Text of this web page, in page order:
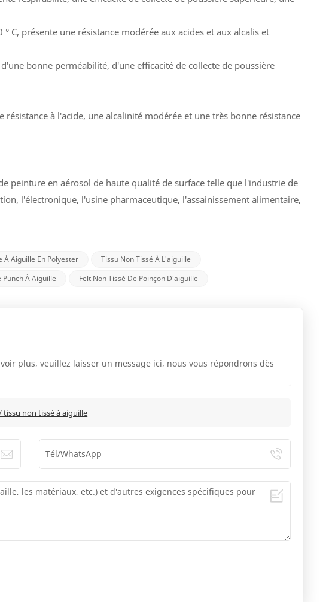
présente une résistance modérée aux acides et aux alcalis et
bonne perméabilité, d'une efficacité de collecte de poussière
à l'acide, une alcalinité modérée et une très bonne résistance
peinture en aérosol de haute qualité de surface telle que l'industrie de
l'électronique, l'usine pharmaceutique, l'assainissement alimentaire,
À Aiguille En Polyester
Tissu Non Tissé À L'aiguille
Punch À Aiguille Felt Non Tissé De Poinçon D'aiguille
plus, veuillez laisser un message ici, nous vous répondrons dès
non tissé à aiguille